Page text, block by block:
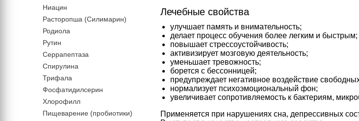
Лечебные свойства
улучшает память и внимательность;
делает процесс обучения более легким и быстрым;
повышает стрессоустойчивость;
активизирует мозговую деятельность;
уменьшает тревожность;
борется с бессонницей;
предупреждает негативное воздействие
нормализует психоэмоциональный фон;
увеличивает сопротивляемость к бактериям,
Применяется при нарушениях сна, депрессивных
Ниацин
Расторопша (Силимарин)
Родиола
Рутин
Серрапептаза
Спирулина
Трифала
Фосфатидилсерин
Хлорофилл
Пищеварение (пробиотики)